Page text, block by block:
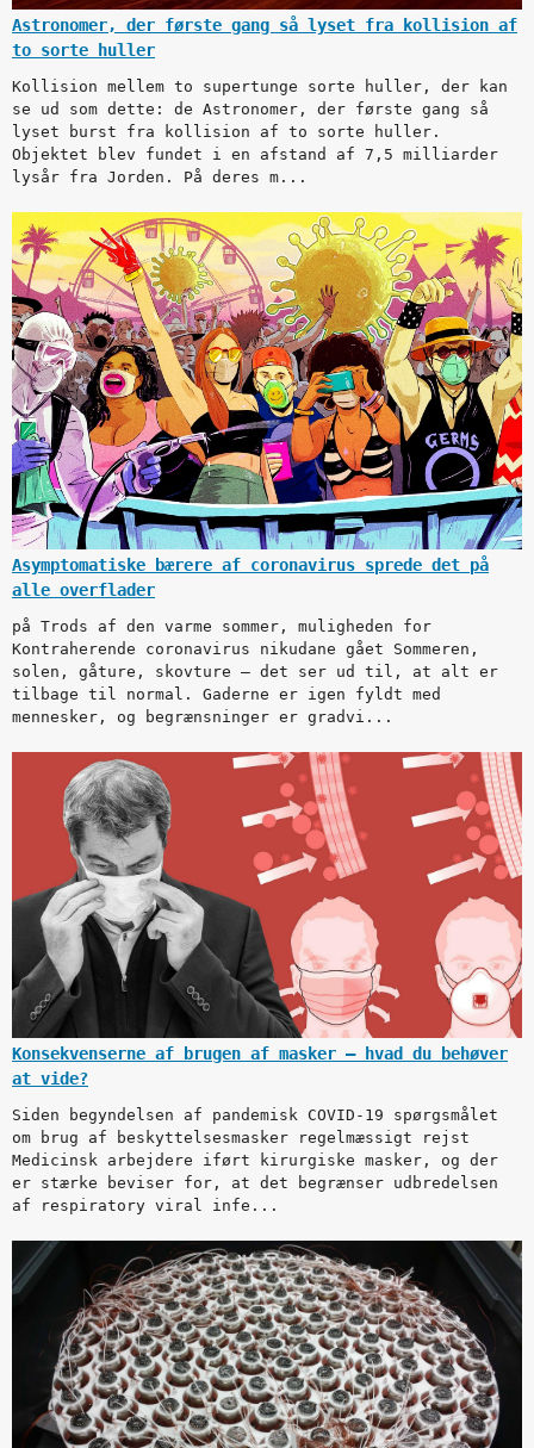
Astronomer, der første gang så lyset fra kollision af
to sorte huller
Kollision mellem to supertunge sorte huller, der kan
se ud som dette: de Astronomer, der første gang så
lyset burst fra kollision af to sorte huller.
Objektet blev fundet i en afstand af 7,5 milliarder
lysår fra Jorden. På deres m...
Asymptomatiske bærere af coronavirus sprede det på
alle overflader
på Trods af den varme sommer, muligheden for
Kontraherende coronavirus nikudane gået Sommeren,
solen, gåture, skovture – det ser ud til, at alt er
tilbage til normal. Gaderne er igen fyldt med
mennesker, og begrænsninger er gradvi...
Konsekvenserne af brugen af masker – hvad du behøver
at vide?
Siden begyndelsen af pandemisk COVID-19 spørgsmålet
om brug af beskyttelsesmasker regelmæssigt rejst
Medicinsk arbejdere iført kirurgiske masker, og der
er stærke beviser for, at det begrænser udbredelsen
af respiratory viral infe...